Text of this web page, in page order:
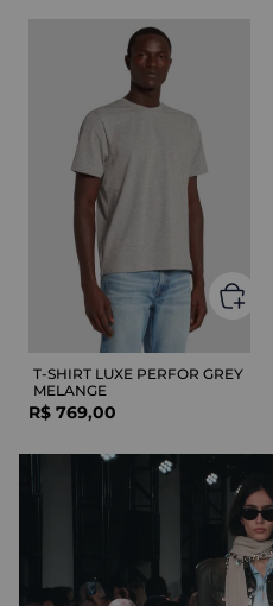
T-SHIRT LUXE PERFOR GREY
MELANGE
R$ 769,00